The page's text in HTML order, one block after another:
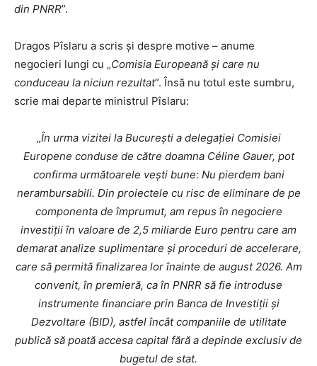
din PNRR”.
Dragos Pîslaru a scris și despre motive – anume
negocieri lungi cu „Comisia Europeană și care nu
conduceau la niciun rezultat”. Însă nu totul este sumbru,
scrie mai departe ministrul Pîslaru:
„În urma vizitei la București a delegației Comisiei
Europene conduse de către doamna Céline Gauer, pot
confirma următoarele vești bune: Nu pierdem bani
nerambursabili. Din proiectele cu risc de eliminare de pe
componenta de împrumut, am repus în negociere
investiții în valoare de 2,5 miliarde Euro pentru care am
demarat analize suplimentare și proceduri de accelerare,
care să permită finalizarea lor înainte de august 2026. Am
convenit, în premieră, ca în PNRR să fie introduse
instrumente financiare prin Banca de Investiții și
Dezvoltare (BID), astfel încât companiile de utilitate
publică să poată accesa capital fără a depinde exclusiv de
bugetul de stat.